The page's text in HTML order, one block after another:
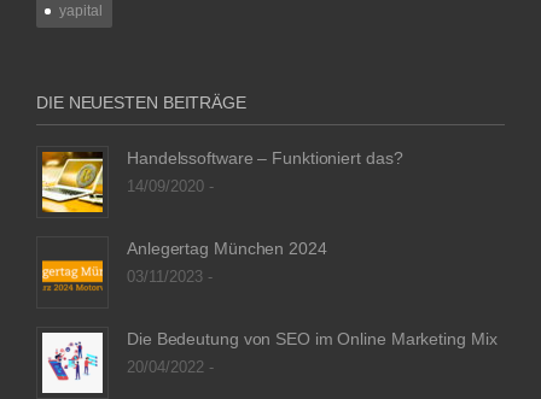
yapital
DIE NEUESTEN BEITRÄGE
Handelssoftware – Funktioniert das?
14/09/2020 -
Anlegertag München 2024
03/11/2023 -
Die Bedeutung von SEO im Online Marketing Mix
20/04/2022 -